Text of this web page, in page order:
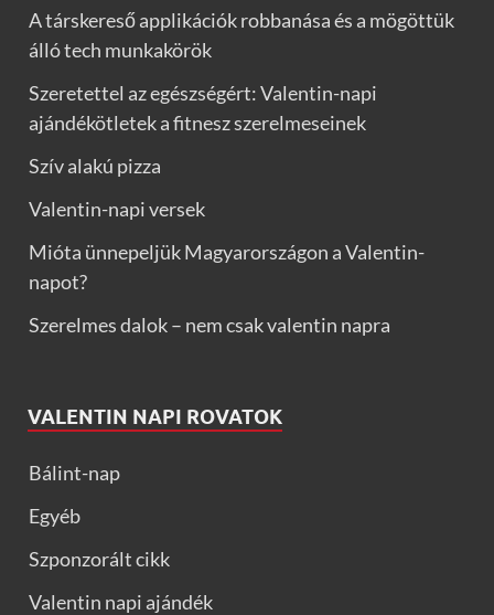
A társkereső applikációk robbanása és a mögöttük
álló tech munkakörök
Szeretettel az egészségért: Valentin-napi
ajándékötletek a fitnesz szerelmeseinek
Szív alakú pizza
Valentin-napi versek
Mióta ünnepeljük Magyarországon a Valentin-
napot?
Szerelmes dalok – nem csak valentin napra
VALENTIN NAPI ROVATOK
Bálint-nap
Egyéb
Szponzorált cikk
Valentin napi ajándék